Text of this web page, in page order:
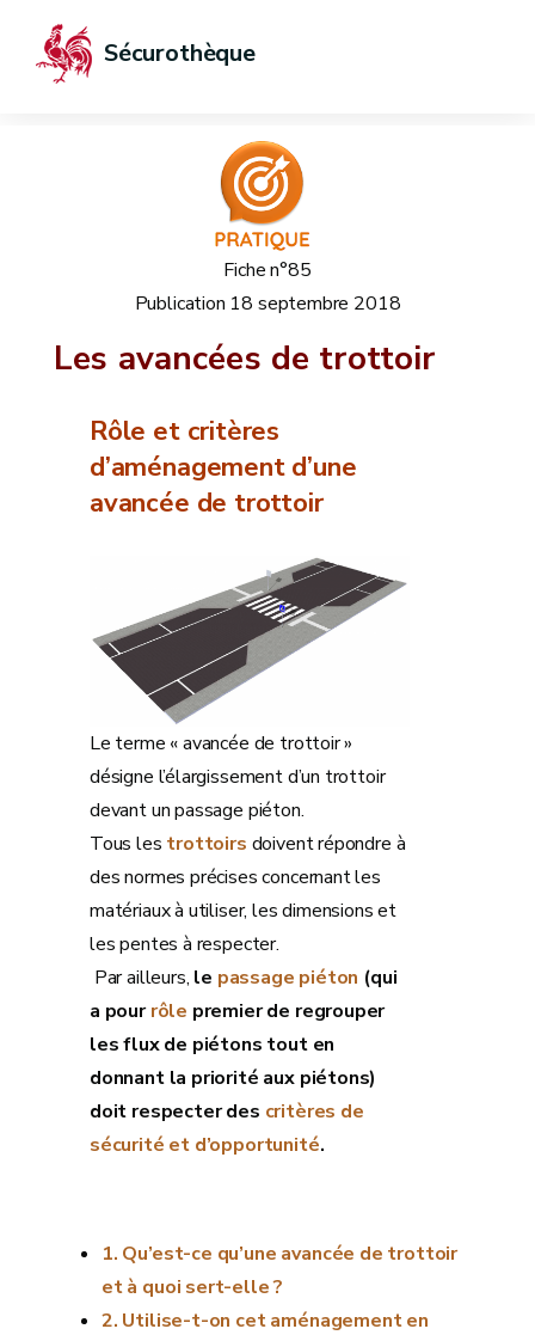
Sécurothèque
Fiche n°85
Publication 18 septembre 2018
Les avancées de trottoir
Rôle et critères
d’aménagement d’une
avancée de trottoir
Le terme « avancée de trottoir »
désigne l’élargissement d’un trottoir
devant un passage piéton.
Tous les trottoirs doivent répondre à
des normes précises concernant les
matériaux à utiliser, les dimensions et
les pentes à respecter.
Par ailleurs, le passage piéton (qui
a pourrôle premier de regrouper
les flux de piétons tout en
donnant la priorité aux piétons)
doit respecter des critères de
sécurité et d’opportunité.
Qu’est-ce qu’une avancée de trottoir
et à quoi sert-elle ?
Utilise-t-on cet aménagement en